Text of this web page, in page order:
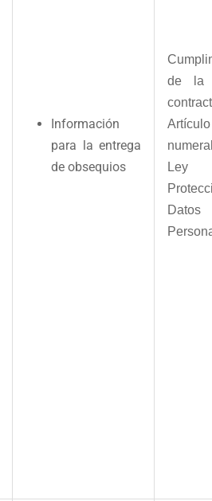
Información
para la entrega
de obsequios
de la
Datos